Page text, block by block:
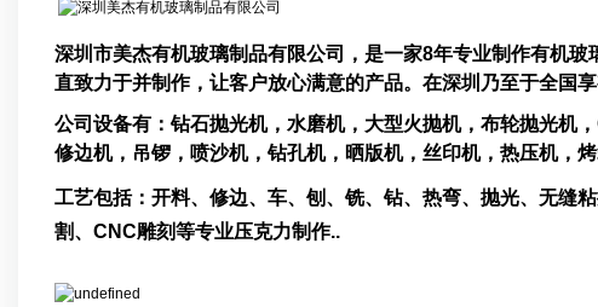
深圳市美杰有机玻璃制品有限公司，是一家8年专业制作有机
直致力于并制作，让客户放心满意的产品。在深圳乃
公司设备有：钻石抛光机，水磨机，大型火抛机，布轮抛光机
修边机，吊锣，喷沙机，钻孔机，晒版机，丝印机，热压机
工艺包括：开料、修边、车、刨、铣、钻、热弯、抛光、无缝
割、CNC雕刻等专业压克力制作..